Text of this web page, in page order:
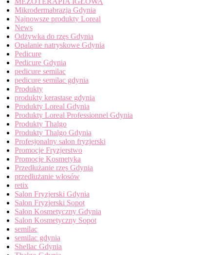
Mikrodermabrazja Gdynia
Najnowsze produkty Loreal
News
Odżywka do rzęs Gdynia
Opalanie natryskowe Gdynia
Pedicure
Pedicure Gdynia
pedicure semilac
pedicure semilac gdynia
Produkty
produkty kerastase gdynia
Produkty Loreal Gdynia
Produkty Loreal Professionnel Gdynia
Produkty Thalgo
Produkty Thalgo Gdynia
Profesjonalny salon fryzjerski
Promocje Fryzjerstwo
Promocje Kosmetyka
Przedłużanie rzęs Gdynia
przedłużanie włosów
retix
Salon Fryzjerski Gdynia
Salon Fryzjerski Sopot
Salon Kosmetyczny Gdynia
Salon Kosmetyczny Sopot
semilac
semilac gdynia
Shellac Gdynia